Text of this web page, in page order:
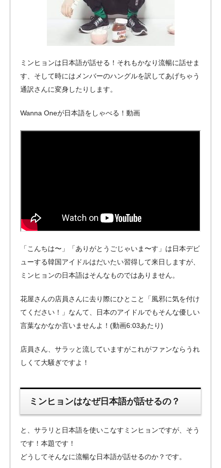
ミンヒョンは日本語が話せる！それもかなり流暢に話せま
す、そして時にはメンバーのハングルを訳してあげちゃう
通訳さんに変身したりします。
Wanna Oneが日本語をしゃべる！動画
「こんちは〜」「ありがとうごじゃいま〜す」は日本デビ
ューする韓国アイドルはだいたい習得して来日しますが、
ミンヒョンの日本語はそんなものではありません。
花屋さんの店員さんに去り際にひとこと「風邪に気を付け
てください！」なんて、日本のアイドルでもそんな優しい
言葉なかなか言いませんよ！(動画6:03あたり)
店員さん、サラッと流していますがこれがファンならうれ
しくて大騒ぎですよ！
ミンヒョンはなぜ日本語が話せるの？
と、サラリと日本語を使いこなすミンヒョンですが、そう
です！本題です！
どうしてそんなに流暢な日本語が話せるのか？です。